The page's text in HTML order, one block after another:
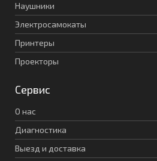
Наушники
Электросамокаты
Принтеры
Проекторы
Сервис
О нас
Диагностика
Выезд и доставка